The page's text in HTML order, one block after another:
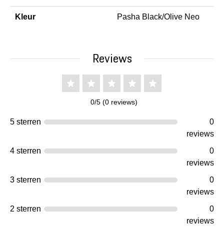
Kleur Pasha Black/Olive Neo
Reviews
0/5 (0 reviews)
5 sterren
0
reviews
4 sterren
0
reviews
3 sterren
0
reviews
2 sterren
0
reviews